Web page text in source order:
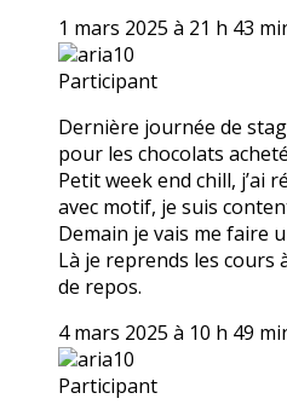
1 mars 2025 à 21 h 43
aria10
Participant
Dernière journée de
pour les chocolats
Petit week end chill, j’ai
avec motif, je suis
Demain je vais me faire
Là je reprends les cours
de repos.
4 mars 2025 à 10 h 49
aria10
Participant